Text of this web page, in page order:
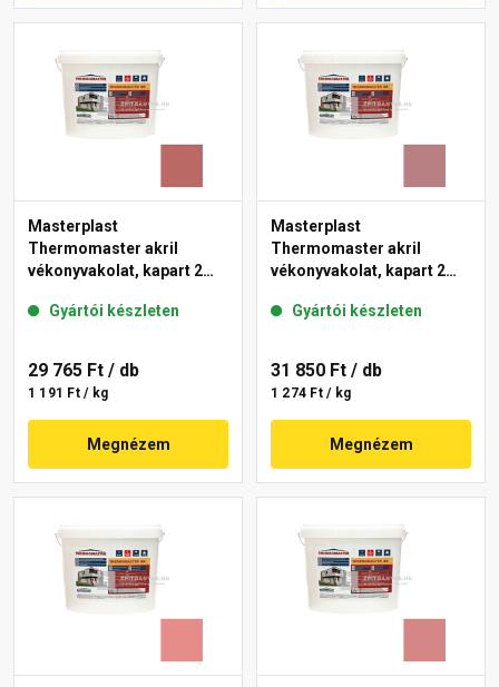
Masterplast
Thermomaster akril
vékonyvakolat, kapart 2
Gyártói készleten
29 765 Ft / db
1 191 Ft / kg
Megnézem
Masterplast
Thermomaster akril
vékonyvakolat, kapart 2
Gyártói készleten
31 850 Ft / db
1 274 Ft / kg
Megnézem